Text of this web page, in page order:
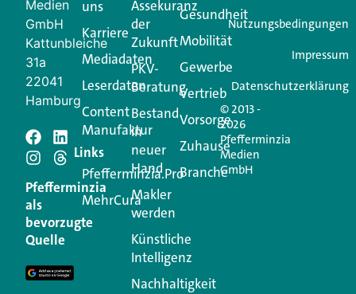
Login.
Jetzt anmelden
Schreiben Sie einen
Kommentar
Ihre E-Mail-Adresse wird nicht veröffentlicht.
Erforderliche Felder sind mit
Kommentar
Medien
GmbH
Kattunbleiche
31a
22041
Hamburg
Pfefferminzia
als
bevorzugte
Quelle
uns
Karriere
Mediadaten
Leserdaten
Content
Manufaktur
Links
Pfefferminzia.Pro
MehrCura
Assekuranz
der
Zukunft
PKV-
Beratung
Bestand
in
neuer
Hand
Makler
werden
Künstliche
Intelligenz
Nachhaltigkeit
Gesundheit
Mobilität
Gewerbe
Vertrieb
Vorsorge
Zuhause
Branche
© 2013 -
2026
Pfefferminzia
Medien
GmbH
Nutzungsbedingungen
Impressum
Datenschutzerklärung